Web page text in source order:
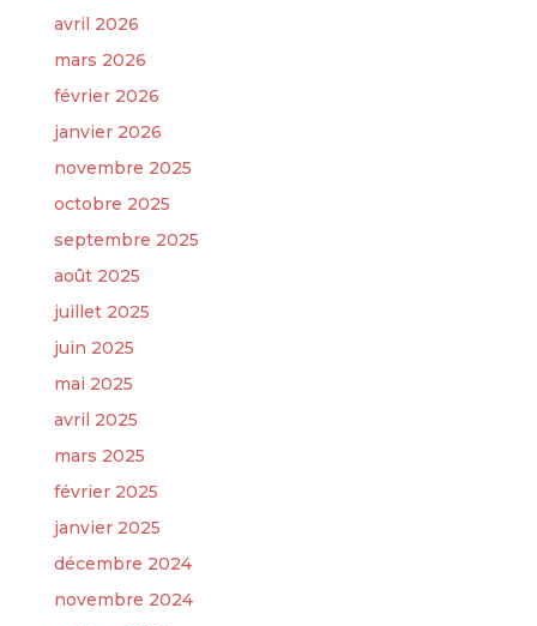
avril 2026
mars 2026
février 2026
janvier 2026
novembre 2025
octobre 2025
septembre 2025
août 2025
juillet 2025
juin 2025
mai 2025
avril 2025
mars 2025
février 2025
janvier 2025
décembre 2024
novembre 2024